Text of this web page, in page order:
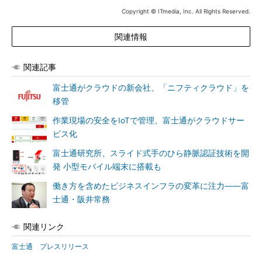
Copyright © ITmedia, Inc. All Rights Reserved.
関連情報
関連記事
富士通がクラウドの新会社、「ニフティクラウド」を
移管
作業現場の安全をIoTで管理、富士通がクラウドサー
ビス化
富士通研究所、スライド式手のひら静脈認証技術を開
発 小型モバイル端末に搭載も
働き方を含めたビジネスインフラの変革に注力――富
士通・阪井常務
関連リンク
富士通 プレスリリース